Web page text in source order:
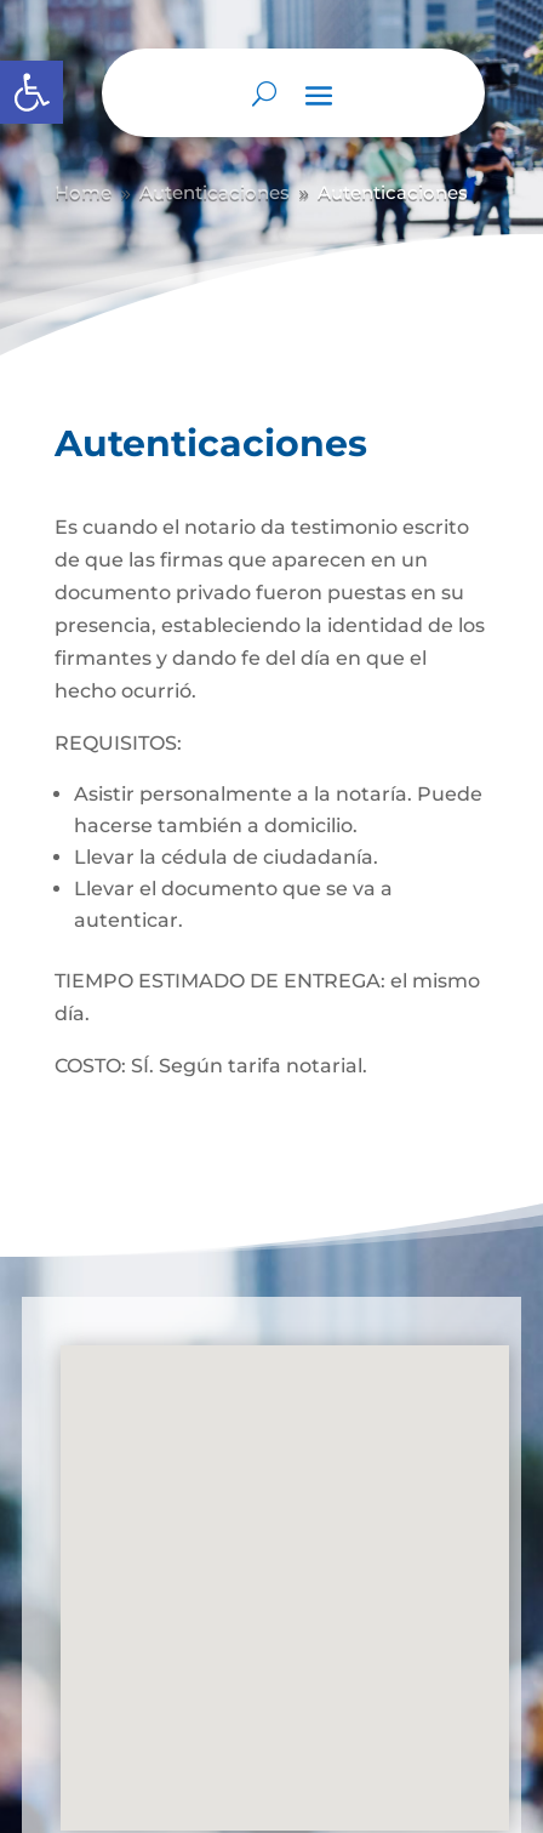
Abrir barra de herramientas
Home 9 Autenticaciones 9 Autenticaciones
Autenticaciones
Es cuando el notario da testimonio escrito
de que las firmas que aparecen en un
documento privado fueron puestas en su
presencia, estableciendo la identidad de los
firmantes y dando fe del día en que el
hecho ocurrió.
REQUISITOS:
Asistir personalmente a la notaría. Puede
hacerse también a domicilio.
Llevar la cédula de ciudadanía.
Llevar el documento que se va a
autenticar.
TIEMPO ESTIMADO DE ENTREGA: el mismo
día.
COSTO: SÍ. Según tarifa notarial.